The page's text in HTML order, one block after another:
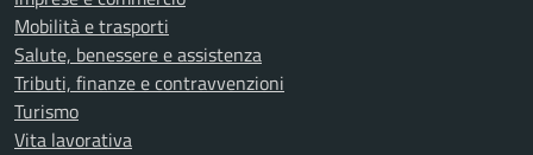
Mobilità e trasporti
Salute, benessere e assistenza
Tributi, finanze e contravvenzioni
Turismo
Vita lavorativa